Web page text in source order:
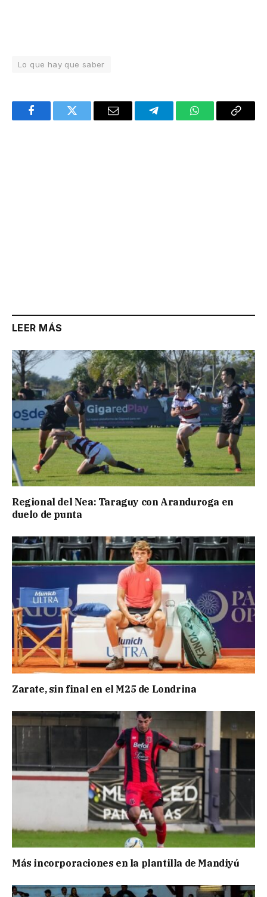
Lo que hay que saber
FacebookTwitter Email TelegramWhatsAppCopy
LEER MÁS
Regional del Nea: Taraguy con Aranduroga en
duelo de punta
Zarate, sin final en el M25 de Londrina
Más incorporaciones en la plantilla de Mandiyú